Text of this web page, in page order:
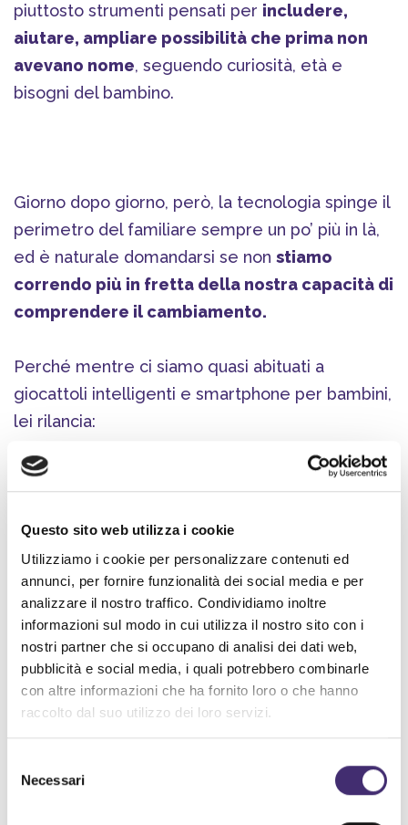
Questo sito web utilizza i cookie
Utilizziamo i cookie per personalizzare contenuti ed
annunci, per fornire funzionalità dei social media e per
analizzare il nostro traffico. Condividiamo inoltre
informazioni sul modo in cui utilizza il nostro sito con i
nostri partner che si occupano di analisi dei dati web,
pubblicità e social media, i quali potrebbero combinarle
con altre informazioni che ha fornito loro o che hanno
raccolto dal suo utilizzo dei loro servizi.
delNecessari
piuttosto strumenti pensati per includere,
aiutare, ampliare possibilità che prima non
avevano nome, seguendo curiosità, età e
bisogni del bambino.
Giorno dopo giorno, però, la tecnologia spinge il
perimetro del familiare sempre un po’ più in là,
ed è naturale domandarsi se non stiamo
correndo più in fretta della nostra capacità di
comprendere il cambiamento.
Perché mentre ci siamo quasi abituati a
giocattoli intelligenti e smartphone per bambini,
lei rilancia:
• arrivano
con pelle sintetica pensati per
• altri che ti rassettano casa con la serenità di chi ha tutta la
vita davanti
• un miliardario che vuole costruirne milioni all’anno, di
robot.
• un software per parlare con i nostri cari defunti
• spot generati con l’intelligenza artificiale, in onda sul
primo polo televisivo italiano
• una startup che progettaembrionigeneticamente